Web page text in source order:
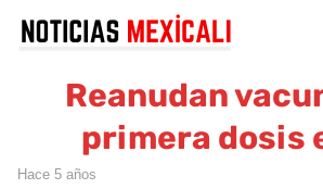
Reanudan
primera dosis
hace 5 años